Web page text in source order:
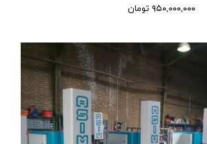
۹۵۰,۰۰۰,۰۰۰ تومان